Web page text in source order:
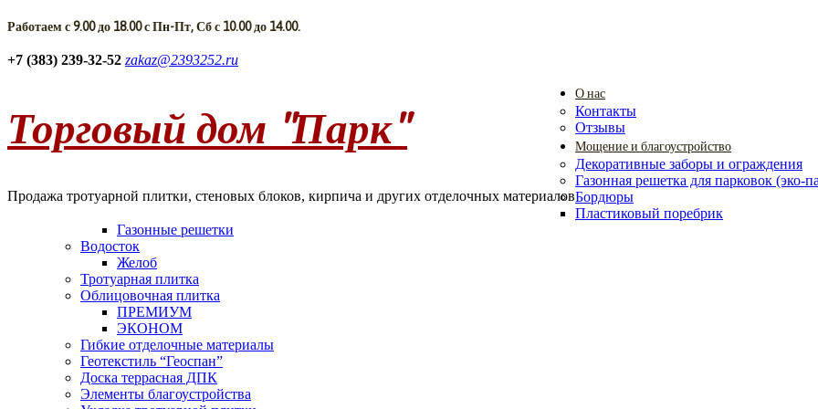
Работаем с 9.00 до 18.00 с Пн-Пт, Сб с 10.00 до 14.00.
+7 (383) 239-32-52 zakaz@2393252.ru
Торговый дом "Парк"
Продажа тротуарной плитки, стеновых блоков, кирпича и других отделочных материалов
О нас
Контакты
Отзывы
Мощение и благоустройство
Декоративные заборы и ограждения
Газонная решетка для парковок (эко-
Бордюры
Пластиковый поребрик
Газонные решетки
Водосток
Желоб
Тротуарная плитка
Облицовочная плитка
ПРЕМИУМ
ЭКОНОМ
Гибкие отделочные материалы
Геотекстиль “Геоспан”
Доска террасная ДПК
Элементы благоустройства